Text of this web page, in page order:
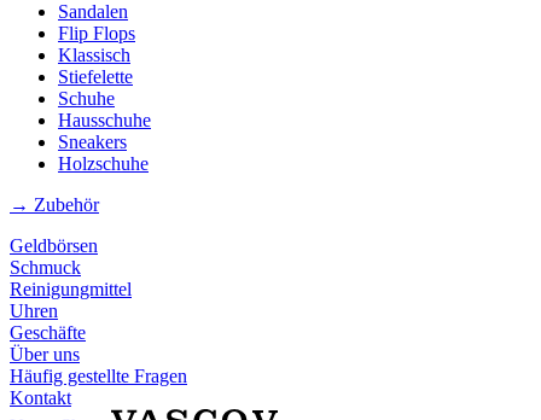
Sandalen
Flip Flops
Klassisch
Stiefelette
Schuhe
Hausschuhe
Sneakers
Holzschuhe
→ Zubehör
Geldbörsen
Schmuck
Reinigungmittel
Uhren
Geschäfte
Über uns
Häufig gestellte Fragen
Kontakt